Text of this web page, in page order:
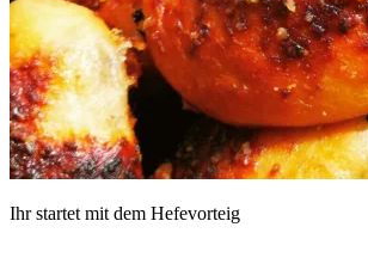
Ihr startet mit dem Hefevorteig